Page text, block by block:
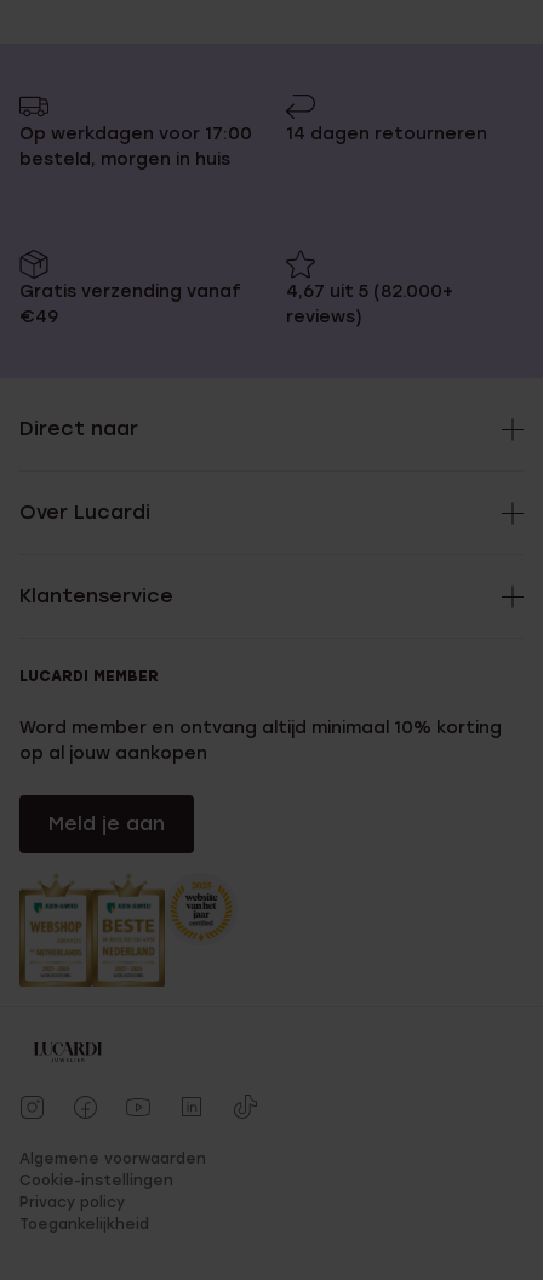
Op werkdagen voor 17:00
besteld, morgen in huis
14 dagen retourneren
Gratis verzending vanaf
€49
4,67 uit 5 (82.000+
reviews)
Direct naar
Over Lucardi
Klantenservice
LUCARDI MEMBER
Word member en ontvang altijd minimaal 10% korting
op al jouw aankopen
Meld je aan
Algemene voorwaarden
Cookie-instellingen
Privacy policy
Toegankelijkheid